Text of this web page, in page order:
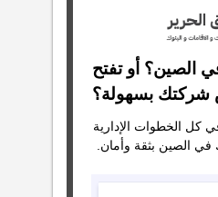
الصين؟ أو تفتح
بسهولة؟
كل الخطوات الإدارية
في الصين بثقة وأمان.